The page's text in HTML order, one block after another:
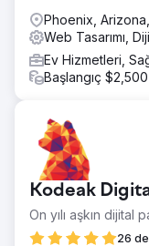
Phoenix,
Web Tasarımı,
Ev Hizmetleri,
Başlangıç $2,500
Kodeak
On yılı aşkın dijital
26